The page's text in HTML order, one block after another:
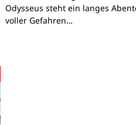
Odysseus steht ein langes
voller Gefahren…